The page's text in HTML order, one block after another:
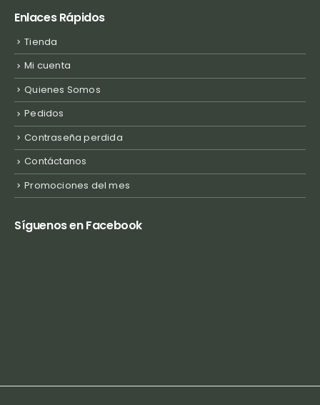
Enlaces Rápidos
Tienda
Mi cuenta
Quienes Somos
Pedidos
Contraseña perdida
Contáctanos
Promociones del mes
Síguenos en Facebook